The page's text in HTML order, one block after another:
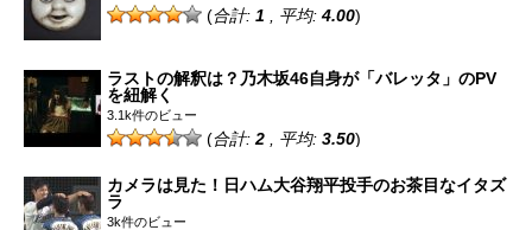
(合計: 1 , 平均: 4.00)
ラストの解釈は？乃木坂46自身が「バレッタ」のPV
を紐解く
3.1k件のビュー
(合計: 2 , 平均: 3.50)
カメラは見た！日ハム大谷翔平投手のお茶目なイタズ
ラ
3k件のビュー